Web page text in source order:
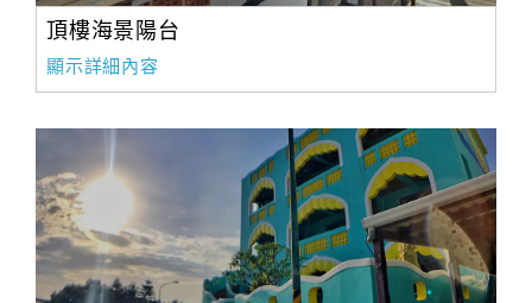
頂樓海景陽台
顯示詳細內容